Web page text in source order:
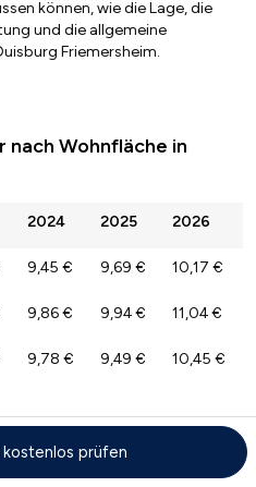
können, wie die Lage, die
und die allgemeine
Friemersheim.
Wohnfläche in
2024 2025 2026
9,45 € 9,69 € 10,17 €
9,86 € 9,94 € 11,04 €
9,78 € 9,49 € 10,45 €
für
prüfen